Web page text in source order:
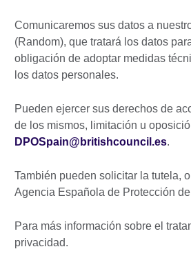
Comunicaremos sus datos a
(Random), que tratará los datos
obligación de adoptar medidas
los datos personales.
Pueden ejercer sus derechos de
de los mismos, limitación u
DPOSpain@britishcouncil.es.
También pueden solicitar la tutela,
Agencia Española de Protección
Para más información sobre el
privacidad.